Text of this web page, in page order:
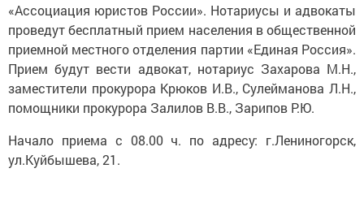
«Ассоциация юристов России». Нотариусы и адвокаты
проведут бесплатный прием населения в общественной
приемной местного отделения партии «Единая Россия».
Прием будут вести адвокат, нотариус Захарова М.Н.,
заместители прокурора Крюков И.В., Сулейманова Л.Н.,
помощники прокурора Залилов В.В., Зарипов Р.Ю.
Начало приема с 08.00 ч. по адресу: г.Лениногорск,
ул.Куйбышева, 21.